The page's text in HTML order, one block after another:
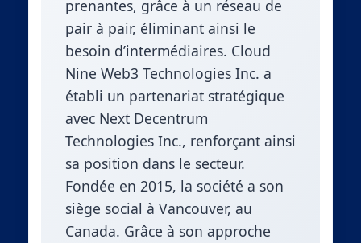
prenantes, grâce à un réseau de
pair à pair, éliminant ainsi le
besoin d’intermédiaires. Cloud
Nine Web3 Technologies Inc. a
établi un partenariat stratégique
avec Next Decentrum
Technologies Inc., renforçant ainsi
sa position dans le secteur.
Fondée en 2015, la société a son
siège social à Vancouver, au
Canada. Grâce à son approche